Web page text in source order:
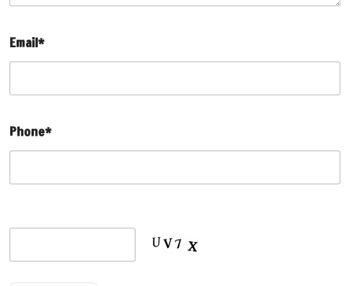
Email*
Phone*